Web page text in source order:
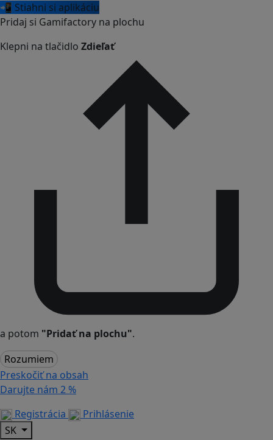
📲 Stiahni si aplikáciu
Pridaj si Gamifactory na plochu
Klepni na tlačidlo Zdieľať
a potom "Pridať na plochu".
Rozumiem
Preskočiť na obsah
Darujte nám 2 %
Registrácia
Prihlásenie
SK